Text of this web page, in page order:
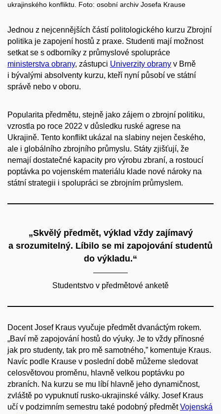
ukrajinského konfliktu. Foto: osobní archiv Josefa Krause
Jednou z nejcennějších částí politologického kurzu Zbrojní
politika je zapojení hostů z praxe. Studenti mají možnost
setkat se s odborníky z průmyslové spolupráce
ministerstva obrany, zástupci Univerzity obrany v Brně
i bývalými absolventy kurzu, kteří nyní působí ve státní
správě nebo v oboru.
Popularita předmětu, stejně jako zájem o zbrojní politiku,
vzrostla po roce 2022 v důsledku ruské agrese na
Ukrajině. Tento konflikt ukázal na slabiny nejen českého,
ale i globálního zbrojního průmyslu. Státy zjišťují, že
nemají dostatečné kapacity pro výrobu zbraní, a rostoucí
poptávka po vojenském materiálu klade nové nároky na
státní strategii i spolupráci se zbrojním průmyslem.
„Skvělý předmět, výklad vždy zajímavý
a srozumitelný. Líbilo se mi zapojování studentů
do výkladu.“
Studentstvo v předmětové anketě
DocentJosef Kraus vyučuje předmět dvanáctým rokem.
„Baví mě zapojování hostů do výuky. Je to vždy přínosné
jak pro studenty, tak pro mě samotného,” komentuje Kraus.
Navíc podle Krause v poslední době můžeme sledovat
celosvětovou proměnu, hlavně velkou poptávku po
zbraních. Na kurzu se mu líbí hlavně jeho dynamičnost,
zvláště po vypuknutí rusko-ukrajinské války. Josef Kraus
učí v podzimním semestru také podobný předmětVojenská